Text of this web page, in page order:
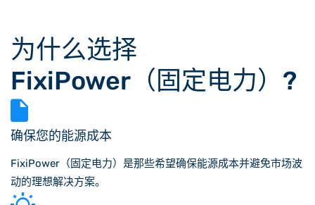
为什么选择
FixiPower（固定电力）?
确保您的能源成本
FixiPower（固定电力）是那些希望确保能源成本并避免市场波
动的理想解决方案。